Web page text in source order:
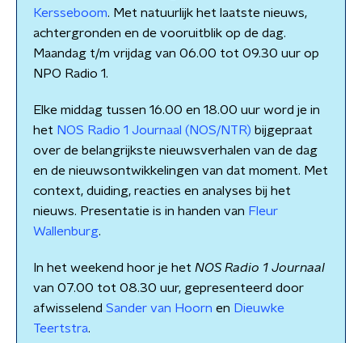
Kersseboom. Met natuurlijk het laatste nieuws,
achtergronden en de vooruitblik op de dag.
Maandag t/m vrijdag van 06.00 tot 09.30 uur op
NPO Radio 1.
Elke middag tussen 16.00 en 18.00 uur word je in
het NOS Radio 1 Journaal (NOS/NTR) bijgepraat
over de belangrijkste nieuwsverhalen van de dag
en de nieuwsontwikkelingen van dat moment. Met
context, duiding, reacties en analyses bij het
nieuws. Presentatie is in handen van Fleur
Wallenburg.
In het weekend hoor je het NOS Radio 1 Journaal
van 07.00 tot 08.30 uur, gepresenteerd door
afwisselend Sander van Hoorn en Dieuwke
Teertstra.